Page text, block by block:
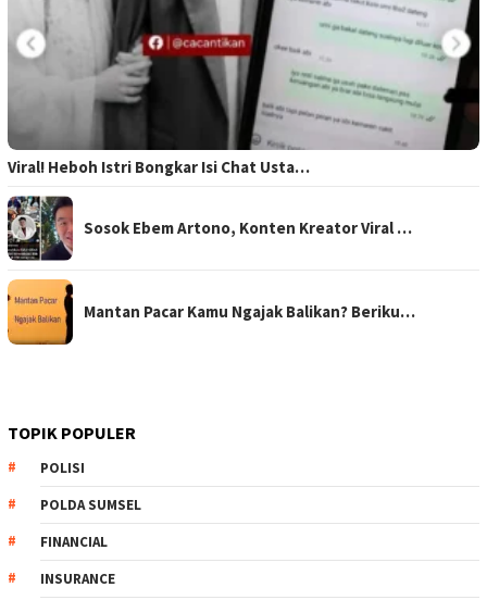
Viral! Heboh Istri Bongkar Isi Chat Usta…
Sosok Ebem Artono, Konten Kreator Viral …
Mantan Pacar Kamu Ngajak Balikan? Beriku…
TOPIK POPULER
POLISI
POLDA SUMSEL
FINANCIAL
INSURANCE